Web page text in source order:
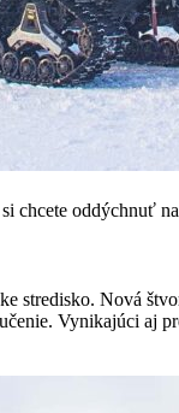
chcete oddýchnuť
stredisko. Nová
Vynikajúci aj